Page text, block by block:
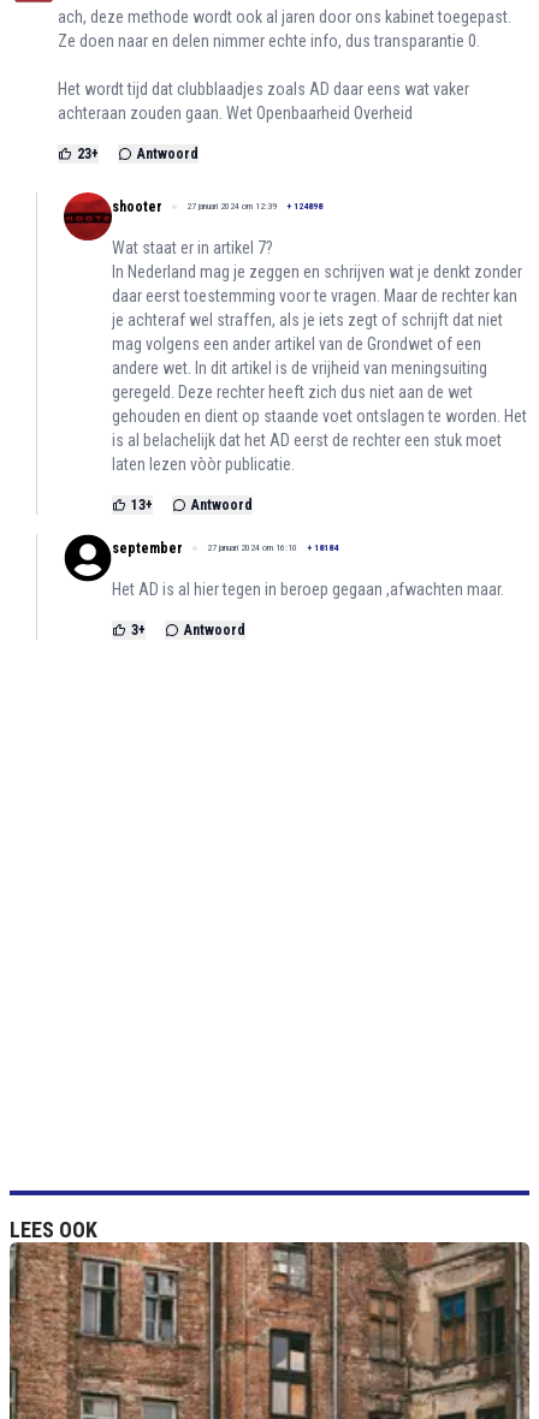
ach, deze methode wordt ook al jaren door ons kabinet toegepast.
Ze doen naar en delen nimmer echte info, dus transparantie 0.
Het wordt tijd dat clubblaadjes zoals AD daar eens wat vaker
achteraan zouden gaan. Wet Openbaarheid Overheid
23+ Antwoord
shooter 27 januari 2024 om 12:39 + 124898
Wat staat er in artikel 7?
In Nederland mag je zeggen en schrijven wat je denkt zonder
daar eerst toestemming voor te vragen. Maar de rechter kan
je achteraf wel straffen, als je iets zegt of schrijft dat niet
mag volgens een ander artikel van de Grondwet of een
andere wet. In dit artikel is de vrijheid van meningsuiting
geregeld. Deze rechter heeft zich dus niet aan de wet
gehouden en dient op staande voet ontslagen te worden. Het
is al belachelijk dat het AD eerst de rechter een stuk moet
laten lezen vòòr publicatie.
13+ Antwoord
september 27 januari 2024 om 16:10 + 18184
Het AD is al hier tegen in beroep gegaan ,afwachten maar.
3+ Antwoord
LEES OOK